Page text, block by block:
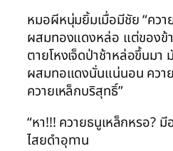
หมอผีหนุ่มยิ้มเมื่อมีชัย “ควา
ผสมทองแดงหล่อ แต่ของข้า
ตายโหงเจ็ดป่าช้าหล่อขึ้นมา
ผสมทอแดงนั่นแน่นอน ควา
ควายเหล็กบริสุทธิ์”
“หา!!! ควายธนูเหล็กหรอ?
ไสยดำอุทาน